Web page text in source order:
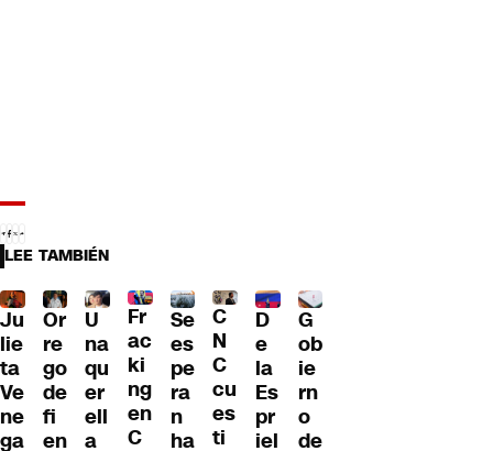
LEE TAMBIÉN
Ju
lie
ta
Ve
ne
ga
Or
re
go
de
fi
en
U
na
qu
er
ell
a
Fr
ac
ki
ng
en
C
Se
es
pe
ra
n
ha
C
N
C
cu
es
ti
D
e
la
Es
pr
iel
G
ob
ie
rn
o
de